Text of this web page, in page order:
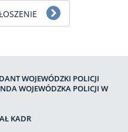
WOJEWÓDZKI POLICJI
WOJEWÓDZKA POLICJI W
KADR